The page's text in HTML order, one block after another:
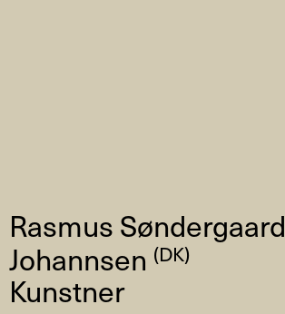
Rasmus Søndergaard
Johannsen (DK)
Kunstner